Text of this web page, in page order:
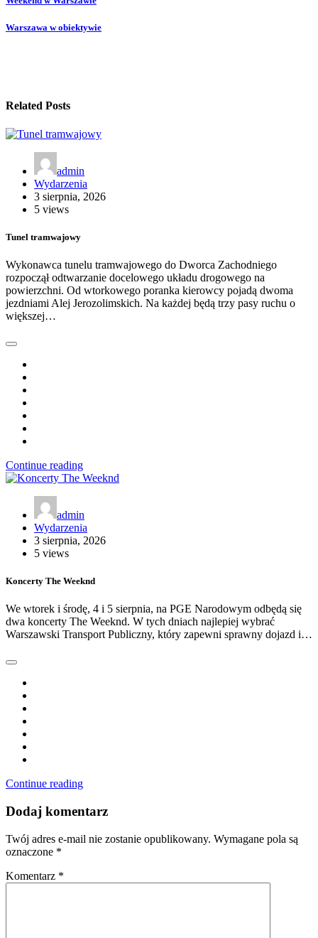
Warszawa w obiektywie
Related Posts
admin
Wydarzenia
3 sierpnia, 2026
5 views
Tunel tramwajowy
Wykonawca tunelu tramwajowego do Dworca Zachodniego
rozpoczął odtwarzanie docelowego układu drogowego na
powierzchni. Od wtorkowego poranka kierowcy pojadą dwoma
jezdniami Alej Jerozolimskich. Na każdej będą trzy pasy ruchu o
większej…
Continue reading
admin
Wydarzenia
3 sierpnia, 2026
5 views
Koncerty The Weeknd
We wtorek i środę, 4 i 5 sierpnia, na PGE Narodowym odbędą się
dwa koncerty The Weeknd. W tych dniach najlepiej wybrać
Warszawski Transport Publiczny, który zapewni sprawny dojazd i…
Continue reading
Dodaj komentarz
Twój adres e-mail nie zostanie opublikowany. Wymagane pola są
oznaczone *
Komentarz *